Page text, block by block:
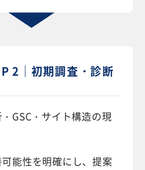
2｜初期調査・診断
GSC・サイト構造の現
能性を明確にし、提案